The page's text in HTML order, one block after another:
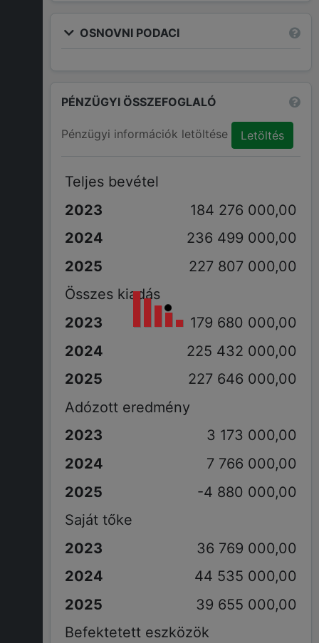
OSNOVNI PODACI
PÉNZÜGYI ÖSSZEFOGLALÓ
Pénzügyi információk letöltése Letöltés
Teljes bevétel
184 276 000,00
236 499 000,00
227 807 000,00
Összes kiadás
179 680 000,00
225 432 000,00
227 646 000,00
Adózott eredmény
3 173 000,00
7 766 000,00
-4 880 000,00
Saját tőke
36 769 000,00
44 535 000,00
39 655 000,00
Befektetett eszközök